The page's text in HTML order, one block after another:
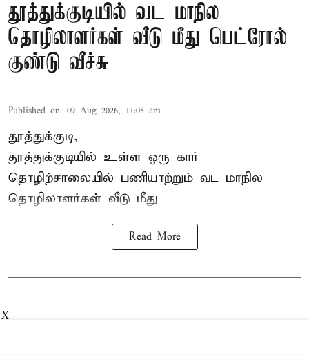
தூத்துக்குடியில் வட மாநில
தொழிலாளர்கள் வீடு மீது பெட்ரோல்
குண்டு வீச்சு
Published on: 09 Aug 2026, 11:05 am
தூத்துக்குடி,
தூத்துக்குடியில் உள்ள ஒரு கார்
தொழிற்சாலையில் பணியாற்றும் வட மாநில
தொழிலாளர்கள் வீடு மீது
Read More
X